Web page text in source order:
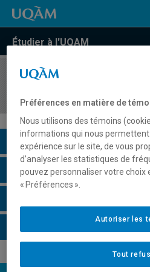
Étudier à l'UQAM
COURS//
Description du cours
Horaire - Été 2026
Préférences en matière de
Nous utilisons des témoins
informations qui nous permettent
expérience sur le site, de vous
d’analyser les statistiques de
pouvez personnaliser votre choix
« Préférences ».
Tout
Autoriser les